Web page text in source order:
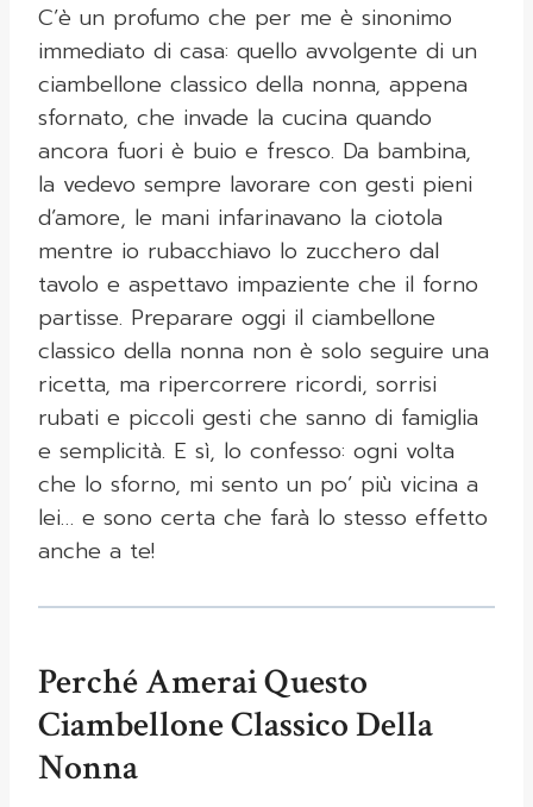
C’è un profumo che per me è sinonimo
immediato di casa: quello avvolgente di un
ciambellone classico della nonna, appena
sfornato, che invade la cucina quando
ancora fuori è buio e fresco. Da bambina,
la vedevo sempre lavorare con gesti pieni
d’amore, le mani infarinavano la ciotola
mentre io rubacchiavo lo zucchero dal
tavolo e aspettavo impaziente che il forno
partisse. Preparare oggi il ciambellone
classico della nonna non è solo seguire una
ricetta, ma ripercorrere ricordi, sorrisi
rubati e piccoli gesti che sanno di famiglia
e semplicità. E sì, lo confesso: ogni volta
che lo sforno, mi sento un po’ più vicina a
lei… e sono certa che farà lo stesso effetto
anche a te!
Perché Amerai Questo
Ciambellone Classico Della
Nonna